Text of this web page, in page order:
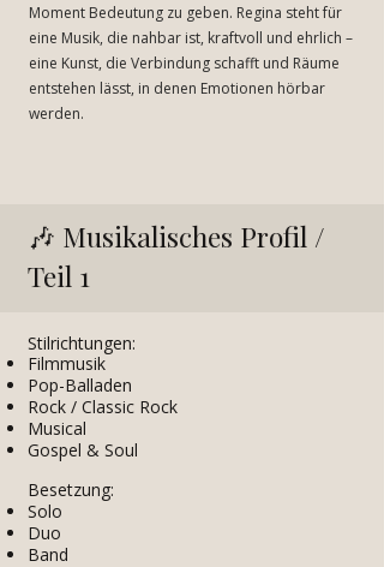
Moment Bedeutung zu geben. Regina steht für
eine Musik, die nahbar ist, kraftvoll und ehrlich –
eine Kunst, die Verbindung schafft und Räume
entstehen lässt, in denen Emotionen hörbar
werden.
🎶 Musikalisches Profil /
Teil 1
Stilrichtungen:
Filmmusik
Pop-Balladen
Rock / Classic Rock
Musical
Gospel & Soul
Besetzung:​
Solo
Duo
Band